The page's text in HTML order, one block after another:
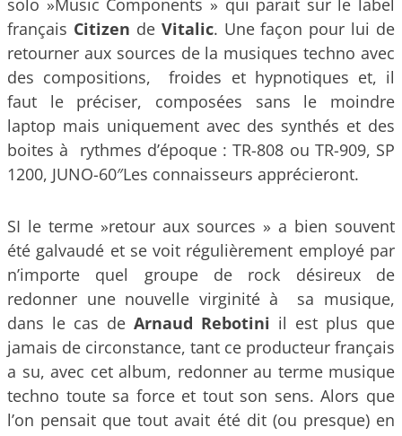
solo »Music Components » qui parait sur le label
français Citizen de Vitalic. Une façon pour lui de
retourner aux sources de la musiques techno avec
des compositions, froides et hypnotiques et, il
faut le préciser, composées sans le moindre
laptop mais uniquement avec des synthés et des
boites à rythmes d’époque : TR-808 ou TR-909, SP
1200, JUNO-60″Les connaisseurs apprécieront.
SI le terme »retour aux sources » a bien souvent
été galvaudé et se voit régulièrement employé par
n’importe quel groupe de rock désireux de
redonner une nouvelle virginité à sa musique,
dans le cas de Arnaud Rebotini il est plus que
jamais de circonstance, tant ce producteur français
a su, avec cet album, redonner au terme musique
techno toute sa force et tout son sens. Alors que
l’on pensait que tout avait été dit (ou presque) en